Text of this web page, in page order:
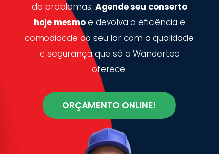
de problemas. Agende seu conserto
hoje mesmoe devolva a eficiência e
comodidade ao seu lar com a qualidade
e segurança que só a Wandertec
oferece.
ORÇAMENTO ONLINE!